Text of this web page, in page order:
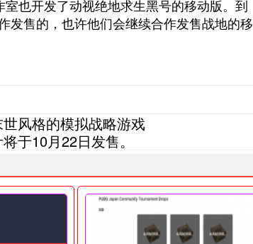
也开发了动视绝地求生黑号的移动版。到
发售的，也许他们会继续合作发售战地的移
风格的模拟战略游戏
于10月22日发售。